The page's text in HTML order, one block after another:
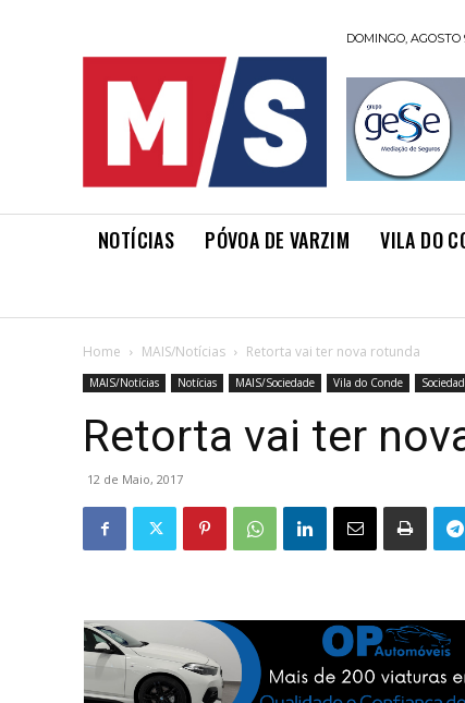
DOMINGO, AGOSTO
NOTÍCIAS PÓVOA DE VARZIM VILA DO
Home MAIS/Notícias Retorta vai ter nova rotunda
MAIS/Notícias Notícias MAIS/Sociedade Vila do Conde
Retorta vai ter
12 de Maio, 2017